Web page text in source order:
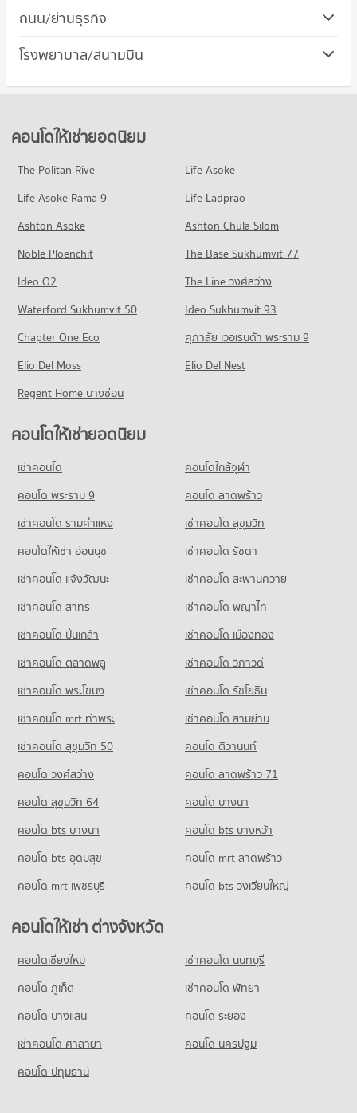
คอนโดให้เช่า ม.มหิดล ศาลายา
มีคอนโดให้เช่า 176 ประกาศ
ขายคอนโด ม.มหิดล ศาลายา
32 โครงการ
คอนโดให้เช่า ม.เทคโนโลยีราชมงคลรัตนโกสินทร์
มีคอนโดให้เช่า 149 ประกาศ
มีคอนโดขาย 115 ประกาศ
คอนโด เดอะ ศาลายา เลเชอร์ปาร์ค
คอนโดให้เช่า เดอะ ศาลายา เลเชอร์ปาร์ค
ถนน/ย่านธุรกิจ
โรงพยาบาล/สนามบิน
คอนโดให้เช่ายอดนิยม
The Politan Rive
Life Asoke
Life Asoke Rama 9
Life Ladprao
Ashton Asoke
Ashton Chula Silom
Noble Ploenchit
The Base Sukhumvit 77
Ideo O2
The Line วงศ์สว่าง
Waterford Sukhumvit 50
Ideo Sukhumvit 93
Chapter One Eco
ศุภาลัย เวอเรนด้า พระราม 9
Elio Del Moss
Elio Del Nest
Regent Home บางซ่อน
คอนโดให้เช่ายอดนิยม
เช่าคอนโด
คอนโดใกล้จุฬา
คอนโด พระราม 9
คอนโด ลาดพร้าว
เช่าคอนโด รามคําแหง
เช่าคอนโด สุขุมวิท
คอนโดให้เช่า อ่อนนุช
เช่าคอนโด รัชดา
เช่าคอนโด แจ้งวัฒนะ
เช่าคอนโด สะพานควาย
เช่าคอนโด สาทร
เช่าคอนโด พญาไท
เช่าคอนโด ปิ่นเกล้า
เช่าคอนโด เมืองทอง
เช่าคอนโด ตลาดพลู
เช่าคอนโด วิภาวดี
เช่าคอนโด พระโขนง
เช่าคอนโด รัชโยธิน
เช่าคอนโด mrt ท่าพระ
เช่าคอนโด สามย่าน
เช่าคอนโด สุขุมวิท 50
คอนโด ติวานนท์
คอนโด วงศ์สว่าง
คอนโด ลาดพร้าว 71
คอนโด สุขุมวิท 64
คอนโด บางนา
คอนโด bts บางนา
คอนโด bts บางหว้า
คอนโด bts อุดมสุข
คอนโด mrt ลาดพร้าว
คอนโด mrt เพชรบุรี
คอนโด bts วงเวียนใหญ่
คอนโดให้เช่า ต่างจังหวัด
คอนโดเชียงใหม่
เช่าคอนโด นนทบุรี
คอนโด ภูเก็ต
เช่าคอนโด พัทยา
คอนโด บางแสน
คอนโด ระยอง
เช่าคอนโด ศาลายา
คอนโด นครปฐม
คอนโด ปทุมธานี